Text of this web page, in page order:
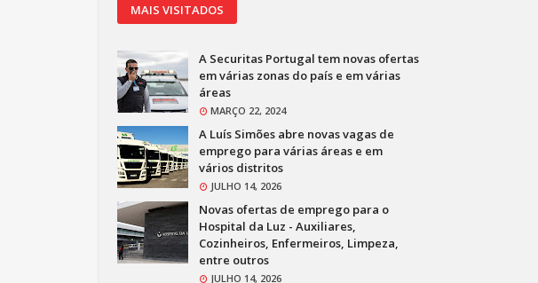
MAIS VISITADOS
A Securitas Portugal tem novas ofertas
em várias zonas do país e em várias
áreas
MARÇO 22, 2024
A Luís Simões abre novas vagas de
emprego para várias áreas e em
vários distritos
JULHO 14, 2026
Novas ofertas de emprego para o
Hospital da Luz - Auxiliares,
Cozinheiros, Enfermeiros, Limpeza,
entre outros
JULHO 14, 2026